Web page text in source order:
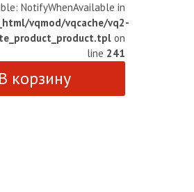
NotifyWhenAvailable in
vqmod/vqcache/vq2-
on
line 241